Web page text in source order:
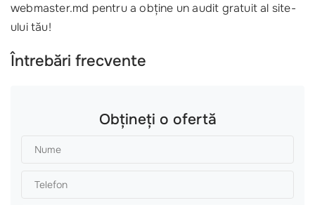
webmaster.md pentru a obține un audit gratuit al site-
ului tău!
Întrebări frecvente
Obțineți o ofertă